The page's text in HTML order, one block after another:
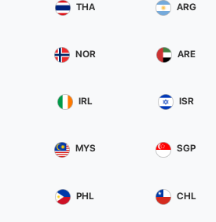
THA ARG
NOR ARE
IRL ISR
MYS SGP
PHL CHL